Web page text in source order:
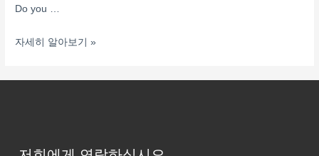
Do you …
자세히 알아보기 »